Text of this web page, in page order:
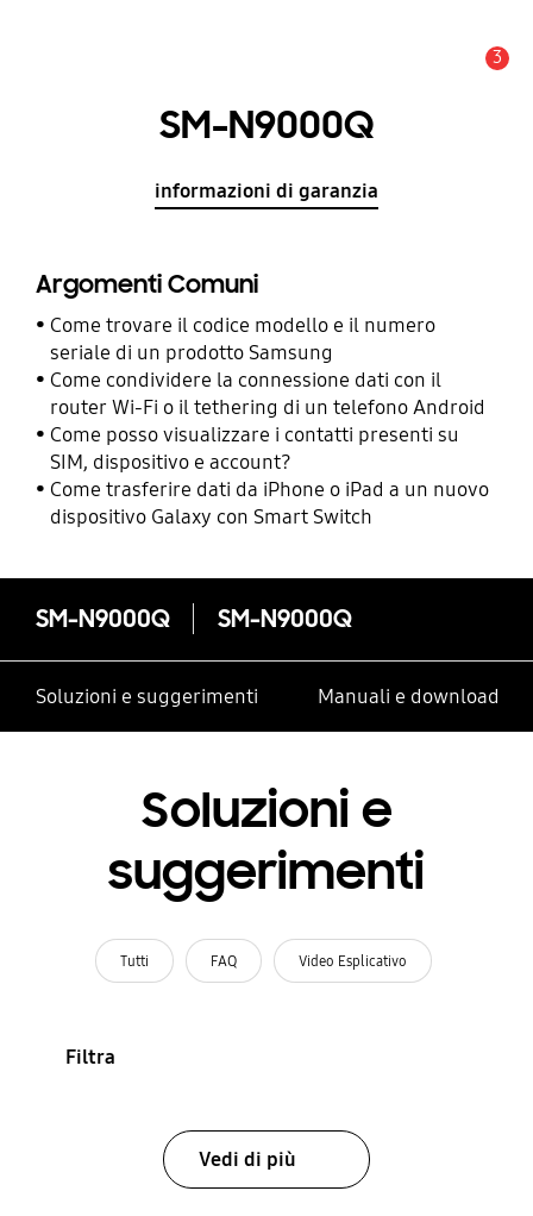
3
SM-N9000Q
informazioni di garanzia
Argomenti Comuni
Come trovare il codice modello e il numero
seriale di un prodotto Samsung
Come condividere la connessione dati con il
router Wi-Fi o il tethering di un telefono Android
Come posso visualizzare i contatti presenti su
SIM, dispositivo e account?
Come trasferire dati da iPhone o iPad a un nuovo
dispositivo Galaxy con Smart Switch
SM-N9000Q SM-N9000Q
Soluzioni e suggerimenti Manuali e download
Soluzioni e
suggerimenti
Tutti FAQ Video Esplicativo
Filtra
Vedi di più